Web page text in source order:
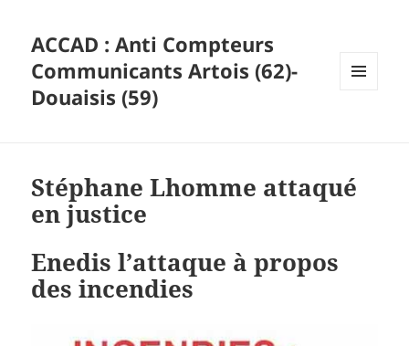
ACCAD : Anti Compteurs
Communicants Artois (62)-
Douaisis (59)
Stéphane Lhomme attaqué
en justice
Enedis l’attaque à propos
des incendies